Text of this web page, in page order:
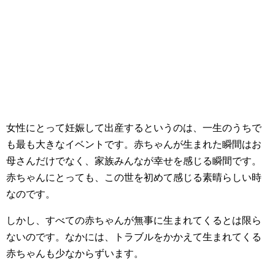
女性にとって妊娠して出産するというのは、一生のうちで
も最も大きなイベントです。赤ちゃんが生まれた瞬間はお
母さんだけでなく、家族みんなが幸せを感じる瞬間です。
赤ちゃんにとっても、この世を初めて感じる素晴らしい時
なのです。
しかし、すべての赤ちゃんが無事に生まれてくるとは限ら
ないのです。なかには、トラブルをかかえて生まれてくる
赤ちゃんも少なからずいます。